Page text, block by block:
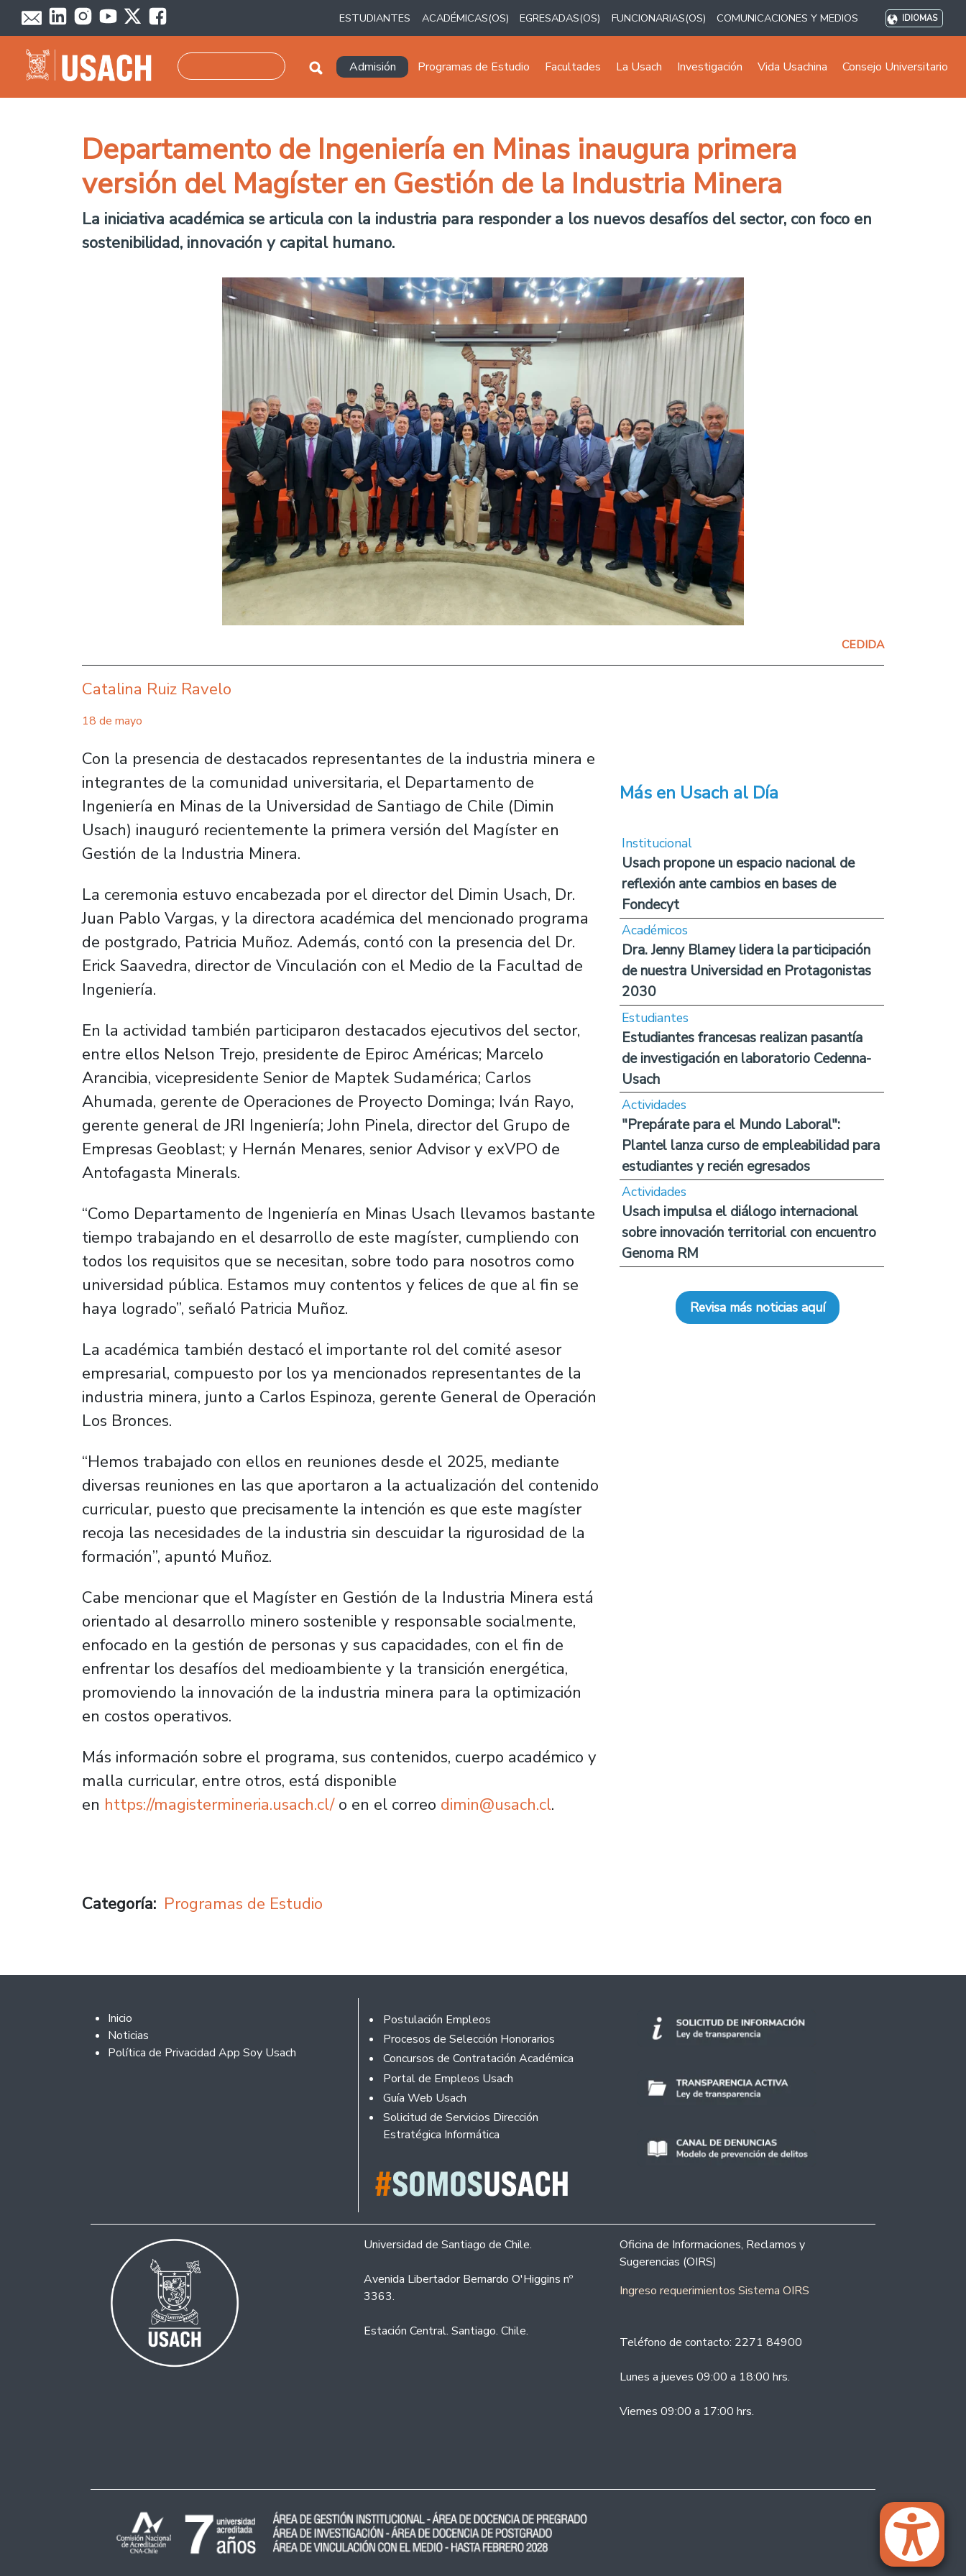
Pasar al contenido principal
ESTUDIANTES ACADÉMICAS(OS) EGRESADAS(OS) FUNCIONARIAS(OS) COMUNICACIONES Y MEDIOS IDIOMAS
Navegación principal
Admisión Programas de Estudio Facultades La Usach Investigación Vida Usachina Consejo Universitario
Departamento de Ingeniería en Minas inaugura primera
versión del Magíster en Gestión de la Industria Minera
La iniciativa académica se articula con la industria para responder a los nuevos desafíos del sector, con foco en
sostenibilidad, innovación y capital humano.
CEDIDA
Catalina Ruiz Ravelo
18 de mayo
Con la presencia de destacados representantes de la industria minera e
integrantes de la comunidad universitaria, el Departamento de
Ingeniería en Minas de la Universidad de Santiago de Chile (Dimin
Usach) inauguró recientemente la primera versión del Magíster en
Gestión de la Industria Minera.
La ceremonia estuvo encabezada por el director del Dimin Usach, Dr.
Juan Pablo Vargas, y la directora académica del mencionado programa
de postgrado, Patricia Muñoz. Además, contó con la presencia del Dr.
Erick Saavedra, director de Vinculación con el Medio de la Facultad de
Ingeniería.
En la actividad también participaron destacados ejecutivos del sector,
entre ellos Nelson Trejo, presidente de Epiroc Américas; Marcelo
Arancibia, vicepresidente Senior de Maptek Sudamérica; Carlos
Ahumada, gerente de Operaciones de Proyecto Dominga; Iván Rayo,
gerente general de JRI Ingeniería; John Pinela, director del Grupo de
Empresas Geoblast; y Hernán Menares, senior Advisor y exVPO de
Antofagasta Minerals.
“Como Departamento de Ingeniería en Minas Usach llevamos bastante
tiempo trabajando en el desarrollo de este magíster, cumpliendo con
todos los requisitos que se necesitan, sobre todo para nosotros como
universidad pública. Estamos muy contentos y felices de que al fin se
haya logrado”, señaló Patricia Muñoz.
La académica también destacó el importante rol del comité asesor
empresarial, compuesto por los ya mencionados representantes de la
industria minera, junto a Carlos Espinoza, gerente General de Operación
Los Bronces.
“Hemos trabajado con ellos en reuniones desde el 2025, mediante
diversas reuniones en las que aportaron a la actualización del contenido
curricular, puesto que precisamente la intención es que este magíster
recoja las necesidades de la industria sin descuidar la rigurosidad de la
formación”, apuntó Muñoz.
Cabe mencionar que el Magíster en Gestión de la Industria Minera está
orientado al desarrollo minero sostenible y responsable socialmente,
enfocado en la gestión de personas y sus capacidades, con el fin de
enfrentar los desafíos del medioambiente y la transición energética,
promoviendo la innovación de la industria minera para la optimización
en costos operativos.
Más información sobre el programa, sus contenidos, cuerpo académico y
malla curricular, entre otros, está disponible
en https://magistermineria.usach.cl/o en el correo dimin@usach.cl.
Categoría Programas de Estudio
Más en Usach al Día
Institucional
Usach propone un espacio nacional de
reflexión ante cambios en bases de
Fondecyt
Académicos
Dra. Jenny Blamey lidera la participación
de nuestra Universidad en Protagonistas
2030
Estudiantes
Estudiantes francesas realizan pasantía
de investigación en laboratorio Cedenna-
Usach
Actividades
"Prepárate para el Mundo Laboral":
Plantel lanza curso de empleabilidad para
estudiantes y recién egresados
Actividades
Usach impulsa el diálogo internacional
sobre innovación territorial con encuentro
Genoma RM
Revisa más noticias aquí
Footer 2
Inicio
Noticias
Política de Privacidad App Soy Usach
Footer
Postulación Empleos
Procesos de Selección Honorarios
Concursos de Contratación Académica
Portal de Empleos Usach
Guía Web Usach
Solicitud de Servicios Dirección
Estratégica Informática
Universidad de Santiago de Chile.
Avenida Libertador Bernardo O'Higgins nº
3363.
Estación Central. Santiago. Chile.
Oficina de Informaciones, Reclamos y
Sugerencias (OIRS)
Ingreso requerimientos Sistema OIRS
Teléfono de contacto: 2271 84900
Lunes a jueves 09:00 a 18:00 hrs.
Viernes 09:00 a 17:00 hrs.